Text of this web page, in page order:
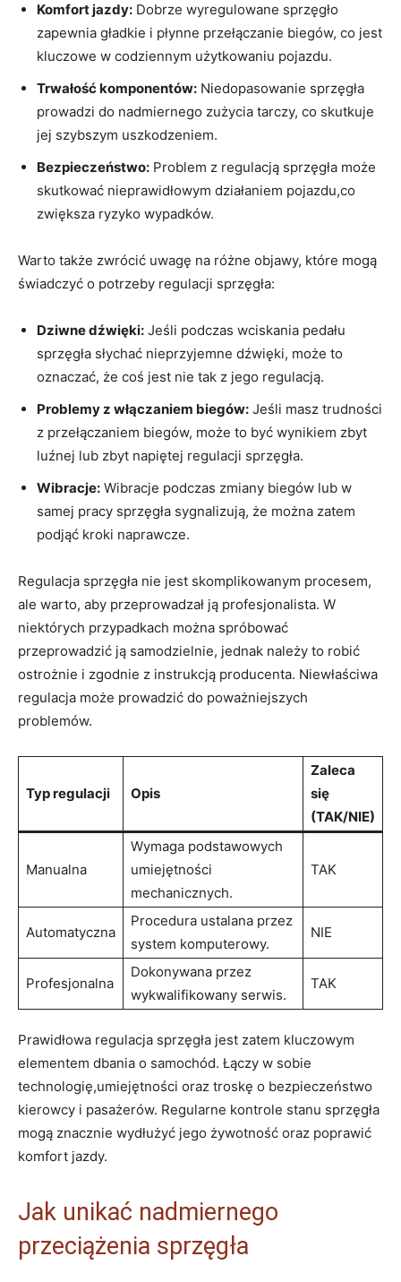
Komfort jazdy: ‌Dobrze wyregulowane sprzęgło
zapewnia gładkie i płynne przełączanie biegów, co⁤ jest
kluczowe w codziennym ​użytkowaniu ​pojazdu.
Trwałość ‌komponentów: Niedopasowanie sprzęgła
prowadzi do nadmiernego zużycia tarczy, ⁤co skutkuje
jej szybszym uszkodzeniem.
Bezpieczeństwo: Problem z regulacją sprzęgła może
skutkować⁤ nieprawidłowym działaniem pojazdu,co
⁣zwiększa ryzyko ​wypadków.
Warto​ także zwrócić uwagę na różne objawy, które mogą
świadczyć o potrzeby regulacji sprzęgła:
Dziwne dźwięki: Jeśli podczas wciskania pedału
sprzęgła​ słychać nieprzyjemne⁣ dźwięki, może⁢ to
oznaczać, że⁢ coś jest nie tak z jego regulacją.
Problemy z włączaniem ​biegów: Jeśli masz ⁢trudności
z przełączaniem⁣ biegów, może to być wynikiem zbyt
luźnej lub zbyt napiętej regulacji sprzęgła.
Wibracje: Wibracje podczas⁢ zmiany biegów lub w
samej pracy ‍sprzęgła sygnalizują, ‍że ⁢można zatem
podjąć kroki naprawcze.
Regulacja sprzęgła nie⁣ jest‍ skomplikowanym ‍procesem,
ale warto,⁤ aby⁣ przeprowadzał ją profesjonalista. W
niektórych przypadkach​ można‍ spróbować
przeprowadzić ⁤ją​ samodzielnie, ⁢jednak ⁢należy to robić
ostrożnie i zgodnie z⁣ instrukcją producenta. Niewłaściwa
regulacja może prowadzić do poważniejszych
problemów.
Typ‍ regulacji Opis
Zaleca​
się
(TAK/NIE)
Manualna
Wymaga podstawowych
umiejętności
mechanicznych.
TAK
Automatyczna
Procedura ustalana przez
system komputerowy.
NIE
Profesjonalna
Dokonywana przez
wykwalifikowany serwis.
TAK
Prawidłowa regulacja sprzęgła jest zatem kluczowym
elementem dbania‍ o samochód. Łączy w sobie⁤
technologię,umiejętności oraz troskę o bezpieczeństwo
kierowcy i ⁢pasażerów. Regularne ​kontrole stanu sprzęgła
mogą znacznie wydłużyć⁢ jego żywotność⁢ oraz poprawić
komfort jazdy.
Jak ⁤unikać nadmiernego
przeciążenia sprzęgła